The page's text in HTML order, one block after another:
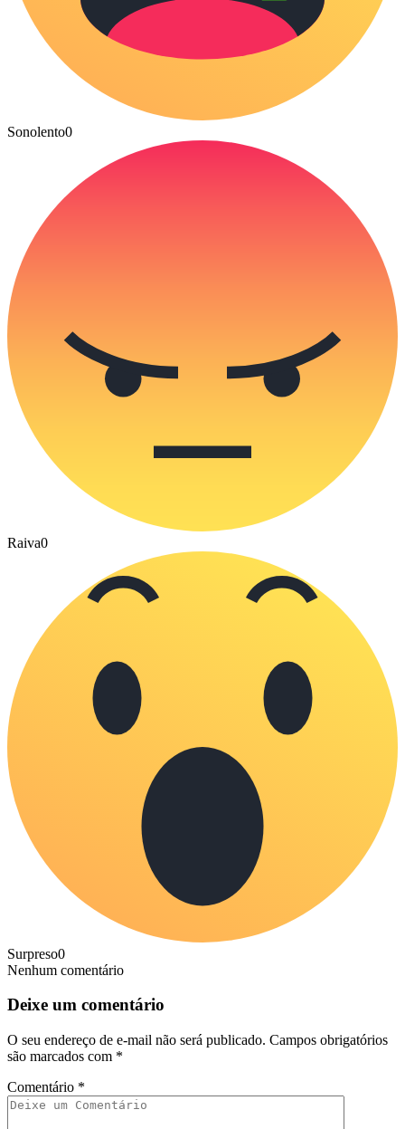
Sonolento0
Raiva0
Surpreso0
Nenhum comentário
Deixe um comentário
O seu endereço de e-mail não será publicado. Campos obrigatórios
são marcados com *
Comentário *